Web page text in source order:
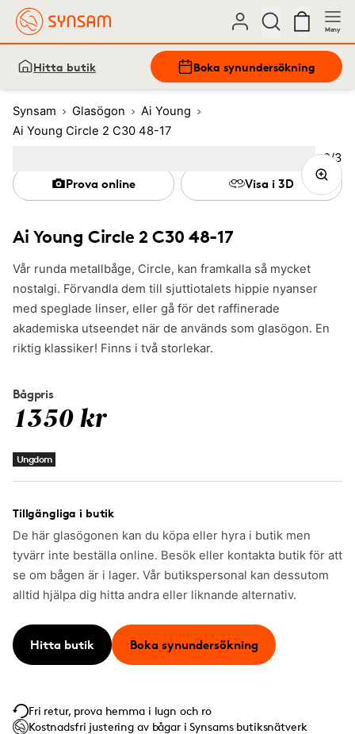
Meny
Hitta butik Boka synundersökning
Synsam Glasögon
Ai Young
Ai Young Circle 2 C30 48-17
Ai Young Circle 2 C30 48-17
Vår runda metallbåge, Circle, kan framkalla så mycket
nostalgi. Förvandla dem till sjuttiotalets hippie nyanser
med speglade linser, eller gå för det raffinerade
akademiska utseendet när de används som glasögon. En
riktig klassiker! Finns i två storlekar.
Bågpris
1350 kr
Ungdom
Tillgängliga i butik
De här glasögonen kan du köpa eller hyra i butik men
tyvärr inte beställa online. Besök eller kontakta butik för att
se om bågen är i lager. Vår butikspersonal kan dessutom
alltid hjälpa dig hitta andra eller liknande alternativ.
Hitta butik Boka synundersökning
Prova online Visa i 3D
Fri retur, prova hemma i lugn och ro
Kostnadsfri justering av bågar i Synsams butiksnätverk
Bild
2/3
3